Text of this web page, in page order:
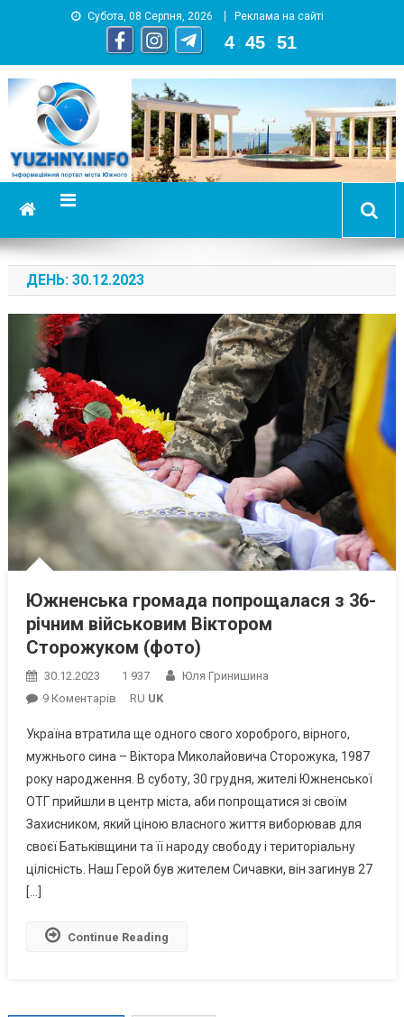
Субота, 08 Серпня, 2026 Реклама на сайті
4 : 45 : 52
YUZHNY.INFO
информационный портал города Южный
ДЕНЬ: 30.12.2023
Южненська громада попрощалася з 36-
річним військовим Віктором
Сторожуком (фото)
30.12.2023 1 937
Юля Гринишина
9 КоментарівДо
Громада
Попрощалася
З
36-
Річним
Військовим
Віктором
RU UK
Україна втратила ще одного свого хороброго, вірного,
мужнього сина – Віктора Миколайовича Сторожука, 1987
року народження. В суботу, 30 грудня, жителі Южненської
ОТГ прийшли в центр міста, аби попрощатися зі своїм
Захисником, який ціною власного життя виборював для
своєї Батьківщини та її народу свободу і територіальну
цілісність. Наш Герой був жителем Сичавки, він загинув 27
[…]
Continue Reading